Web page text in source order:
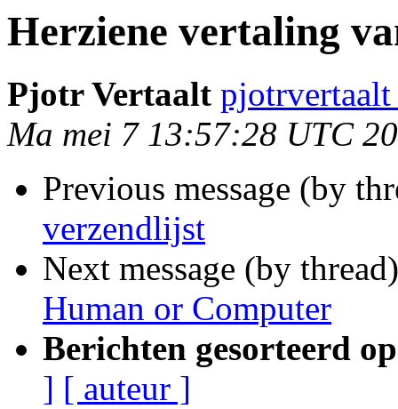
Herziene vertaling
Pjotr Vertaalt
Ma mei 7 13:57:28 UTC
Previous message (by
verzendlijst
Next message (by
Human or Computer
Berichten gesorteerd
] [ auteur ]